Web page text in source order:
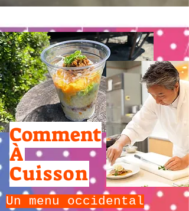
Comment
À
Cuisson
Un menu occidental